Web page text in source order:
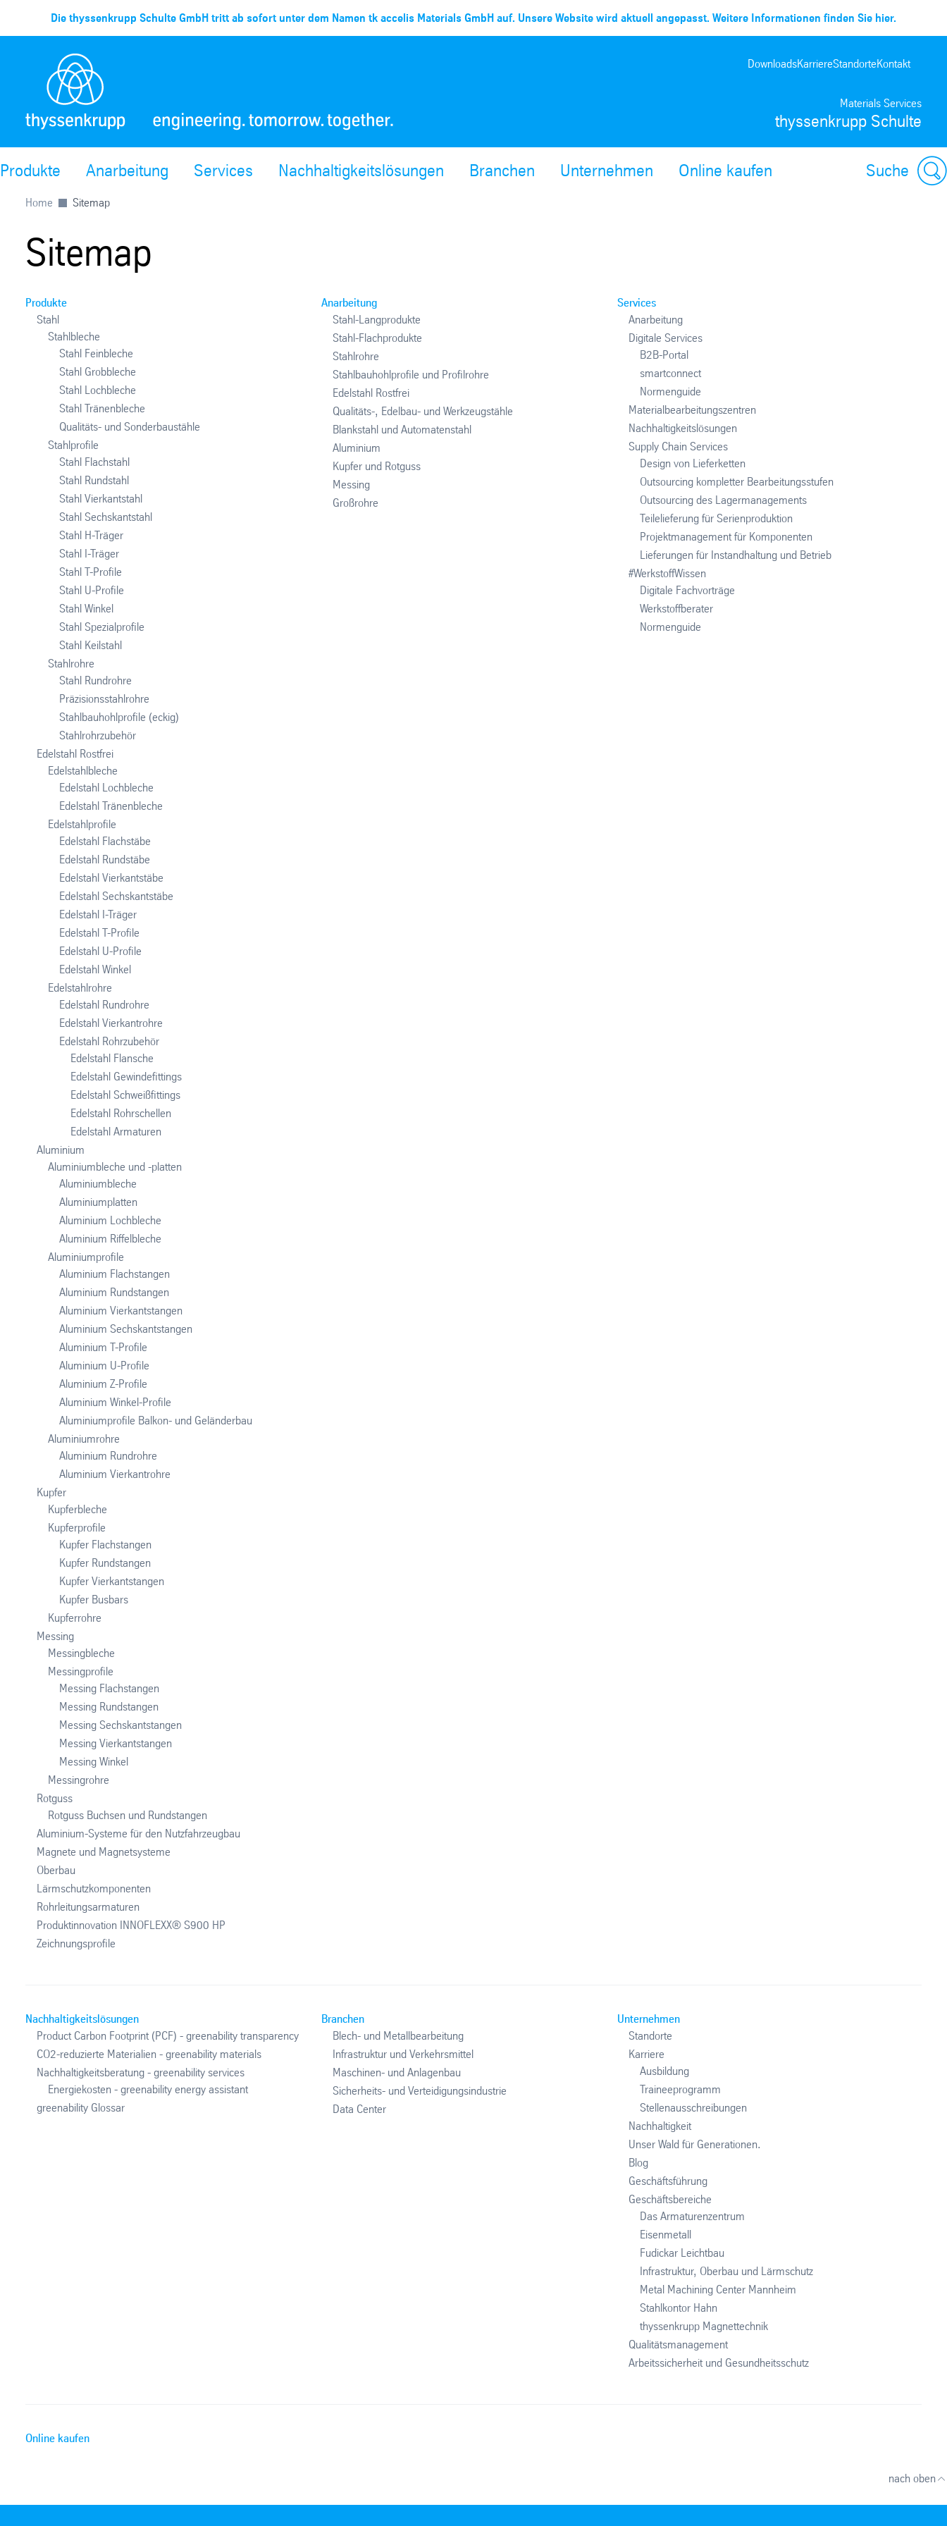
Die thyssenkrupp Schulte GmbH tritt ab sofort unter dem Namen tk accelis Materials GmbH auf. Unsere Website wird aktuell angepasst. Weitere Informationen finden Sie hier.
Materials Services
thyssenkrupp Schulte
DownloadsKarriereStandorteKontakt
Produkte Anarbeitung Services Nachhaltigkeitslösungen Branchen Unternehmen Online kaufen Suche
Home Sitemap
Sitemap
Produkte
Stahl
Stahlbleche
Stahl Feinbleche
Stahl Grobbleche
Stahl Lochbleche
Stahl Tränenbleche
Qualitäts- und Sonderbaustähle
Stahlprofile
Stahl Flachstahl
Stahl Rundstahl
Stahl Vierkantstahl
Stahl Sechskantstahl
Stahl H-Träger
Stahl I-Träger
Stahl T-Profile
Stahl U-Profile
Stahl Winkel
Stahl Spezialprofile
Stahl Keilstahl
Stahlrohre
Stahl Rundrohre
Präzisionsstahlrohre
Stahlbauhohlprofile (eckig)
Stahlrohrzubehör
Edelstahl Rostfrei
Edelstahlbleche
Edelstahl Lochbleche
Edelstahl Tränenbleche
Edelstahlprofile
Edelstahl Flachstäbe
Edelstahl Rundstäbe
Edelstahl Vierkantstäbe
Edelstahl Sechskantstäbe
Edelstahl I-Träger
Edelstahl T-Profile
Edelstahl U-Profile
Edelstahl Winkel
Edelstahlrohre
Edelstahl Rundrohre
Edelstahl Vierkantrohre
Edelstahl Rohrzubehör
Edelstahl Flansche
Edelstahl Gewindefittings
Edelstahl Schweißfittings
Edelstahl Rohrschellen
Edelstahl Armaturen
Aluminium
Aluminiumbleche und -platten
Aluminiumbleche
Aluminiumplatten
Aluminium Lochbleche
Aluminium Riffelbleche
Aluminiumprofile
Aluminium Flachstangen
Aluminium Rundstangen
Aluminium Vierkantstangen
Aluminium Sechskantstangen
Aluminium T-Profile
Aluminium U-Profile
Aluminium Z-Profile
Aluminium Winkel-Profile
Aluminiumprofile Balkon- und Geländerbau
Aluminiumrohre
Aluminium Rundrohre
Aluminium Vierkantrohre
Kupfer
Kupferbleche
Kupferprofile
Kupfer Flachstangen
Kupfer Rundstangen
Kupfer Vierkantstangen
Kupfer Busbars
Kupferrohre
Messing
Messingbleche
Messingprofile
Messing Flachstangen
Messing Rundstangen
Messing Sechskantstangen
Messing Vierkantstangen
Messing Winkel
Messingrohre
Rotguss
Rotguss Buchsen und Rundstangen
Aluminium-Systeme für den Nutzfahrzeugbau
Magnete und Magnetsysteme
Oberbau
Lärmschutzkomponenten
Rohrleitungsarmaturen
Produktinnovation INNOFLEXX® S900 HP
Zeichnungsprofile
Anarbeitung
Stahl-Langprodukte
Stahl-Flachprodukte
Stahlrohre
Stahlbauhohlprofile und Profilrohre
Edelstahl Rostfrei
Qualitäts-, Edelbau- und Werkzeugstähle
Blankstahl und Automatenstahl
Aluminium
Kupfer und Rotguss
Messing
Großrohre
Services
Anarbeitung
Digitale Services
B2B-Portal
smartconnect
Normenguide
Materialbearbeitungszentren
Nachhaltigkeitslösungen
Supply Chain Services
Design von Lieferketten
Outsourcing kompletter Bearbeitungsstufen
Outsourcing des Lagermanagements
Teilelieferung für Serienproduktion
Projektmanagement für Komponenten
Lieferungen für Instandhaltung und Betrieb
#WerkstoffWissen
Digitale Fachvorträge
Werkstoffberater
Normenguide
Nachhaltigkeitslösungen
Product Carbon Footprint (PCF) - greenability transparency
CO2-reduzierte Materialien - greenability materials
Nachhaltigkeitsberatung - greenability services
Energiekosten - greenability energy assistant
greenability Glossar
Branchen
Blech- und Metallbearbeitung
Infrastruktur und Verkehrsmittel
Maschinen- und Anlagenbau
Sicherheits- und Verteidigungsindustrie
Data Center
Unternehmen
Standorte
Karriere
Ausbildung
Traineeprogramm
Stellenausschreibungen
Nachhaltigkeit
Unser Wald für Generationen.
Blog
Geschäftsführung
Geschäftsbereiche
Das Armaturenzentrum
Eisenmetall
Fudickar Leichtbau
Infrastruktur, Oberbau und Lärmschutz
Metal Machining Center Mannheim
Stahlkontor Hahn
thyssenkrupp Magnettechnik
Qualitätsmanagement
Arbeitssicherheit und Gesundheitsschutz
Online kaufen
nach oben